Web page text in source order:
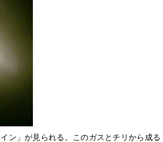
ン」が見られる。このガスとチリから成る